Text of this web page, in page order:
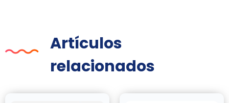
Artículos
relacionados